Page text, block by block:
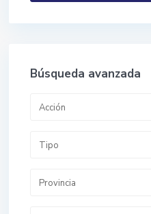
Búsqueda avanzada
Acción
Tipo
Provincia